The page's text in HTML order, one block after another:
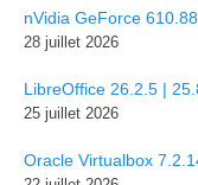
nVidia GeForce
28 juillet 2026
LibreOffice 26.2.5 |
25 juillet 2026
Oracle Virtualbox